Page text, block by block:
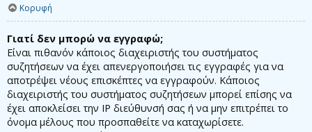
Κορυφή
Γιατί δεν μπορώ να εγγραφώ;
Είναι πιθανόν κάποιος διαχειριστής του συστήματος
συζητήσεων να έχει απενεργοποιήσει τις εγγραφές για να
αποτρέψει νέους επισκέπτες να εγγραφούν. Κάποιος
διαχειριστής του συστήματος συζητήσεων μπορεί επίσης να
έχει αποκλείσει την IP διεύθυνσή σας ή να μην επιτρέπει το
όνομα μέλους που προσπαθείτε να καταχωρίσετε.